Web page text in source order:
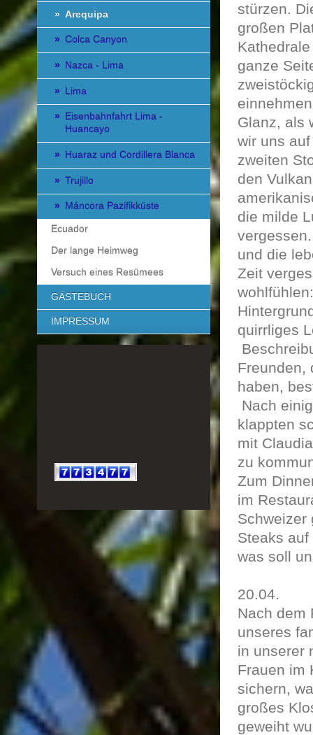
stürzen.
großen
ganze
Glanz, als
wir uns
zweiten
den
die milde
und die
Zeit
quirrliges
Freunden,
haben,
Nach
klappten
mit
zu
Zum
im
Schweizer
Steaks
was soll
20.04.
Nach dem
unseres
in unserer
Frauen im
sichern,
großes
geweiht
Arequipa
Colca Canyon
Nazca - Lima
Lima
Eisenbahnfahrt Lima -
Huancayo
Huaraz und Cordillera Blanca
Trujillo
Máncora Pazifikküste
Ecuador
Der lange Heimweg
Versuch eines Resümees
GÄSTEBUCH
IMPRESSUM